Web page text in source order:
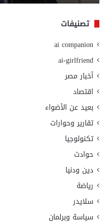
تصنيفات
ai companion
ai-girlfriend
أخبار مصر
اقتصاد
بعيد عن الأضواء
تقارير وحوارات
تكنولوجيا
حوادث
دين ودنيا
رياضة
سلايدر
سياسة وبرلمان